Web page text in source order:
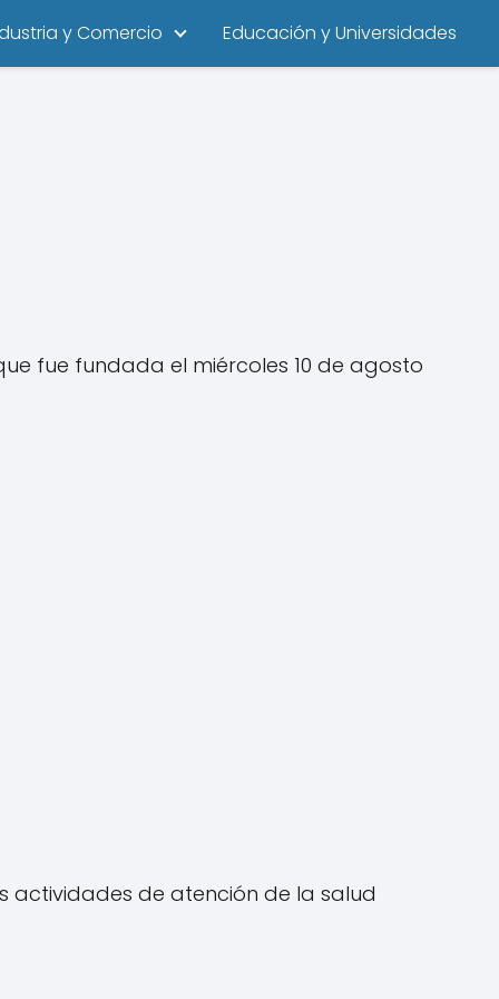
y Comercio Educación y Universidades
fue fundada el miércoles 10 de agosto
actividades de atención de la salud